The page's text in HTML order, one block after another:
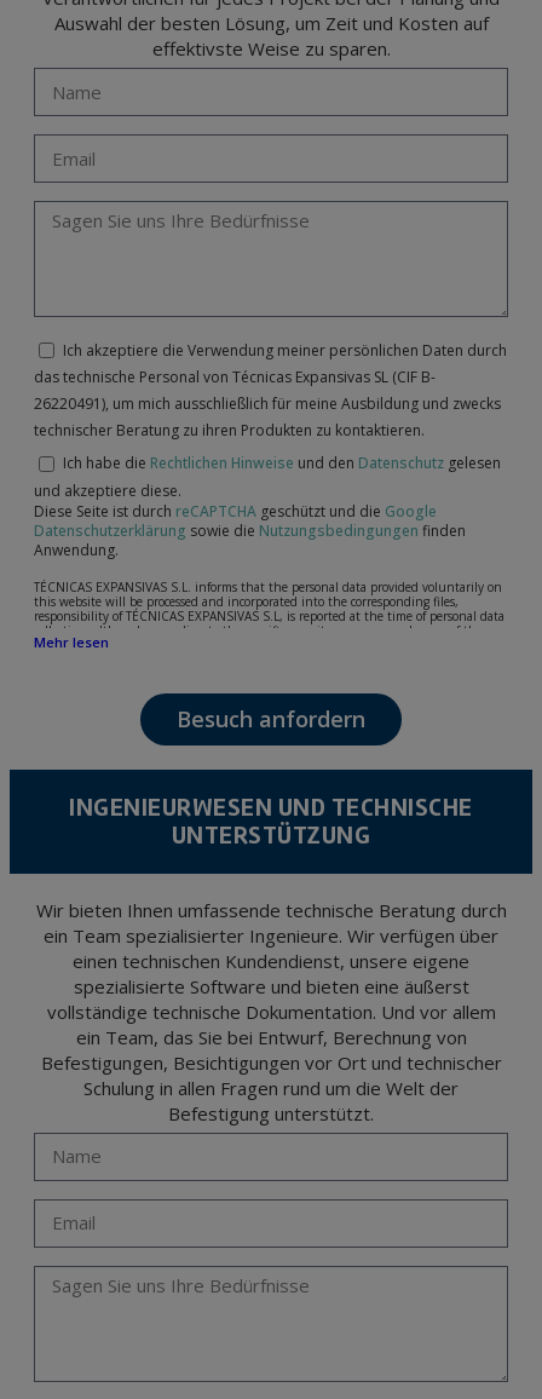
Auswahl der besten Lösung, um Zeit und Kosten auf
effektivste Weise zu sparen.
Ich akzeptiere die Verwendung meiner persönlichen Daten durch
das technische Personal von Técnicas Expansivas SL (CIF B-
26220491), um mich ausschließlich für meine Ausbildung und zwecks
technischer Beratung zu ihren Produkten zu kontaktieren.
Ich habe die Rechtlichen Hinweise und den Datenschutz gelesen
und akzeptiere diese.
Diese Seite ist durch reCAPTCHA geschützt und die Google
Datenschutzerklärung sowie die Nutzungsbedingungen finden
Anwendung.
TÉCNICAS EXPANSIVAS S.L. informs that the personal data provided voluntarily on
this website will be processed and incorporated into the corresponding files,
responsibility of TÉCNICAS EXPANSIVAS S.L, is reported at the time of personal data
collection, although, according to the specific case, its purpose may be any of the
following: attention to your referred request, complaint or question, established
The data in our files are strictly confidential and shall be treated with the utmost
confidentiality and shall comply with all the requirements provided for the General
Data Protection Regulation (GDPR) 2016.
According to Data Protection legislation, you are strongly advised not to send high-
encrypted. Should these details be sent, it is done so under your sole responsibility.
The user may at any time exercise their rights of access, rectification, cancellation
and opposition under the provisions of the General Data Protection Regulation
Portalada II | c/ Segador 13, 26006 | Logroño (La Rioja).
Mehr lesen
Besuch anfordern
INGENIEURWESEN UND TECHNISCHE
UNTERSTÜTZUNG
Wir bieten Ihnen umfassende technische Beratung durch
ein Team spezialisierter Ingenieure. Wir verfügen über
einen technischen Kundendienst, unsere eigene
spezialisierte Software und bieten eine äußerst
vollständige technische Dokumentation. Und vor allem
ein Team, das Sie bei Entwurf, Berechnung von
Befestigungen, Besichtigungen vor Ort und technischer
Schulung in allen Fragen rund um die Welt der
Befestigung unterstützt.